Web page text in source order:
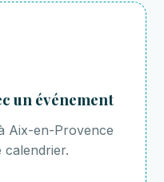
un événement
Aix-en-Provence